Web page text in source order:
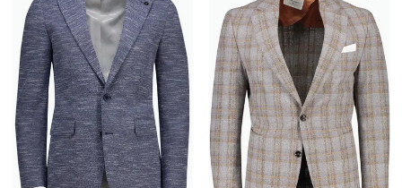
Toevoegen aan favorieten